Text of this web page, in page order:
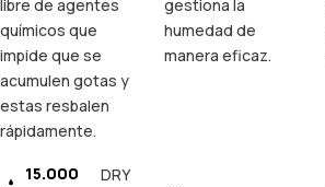
libre de agentes
químicos que
impide que se
acumulen gotas y
estas resbalen
rápidamente.
15.000
DRY
gestiona la
humedad de
manera eficaz.